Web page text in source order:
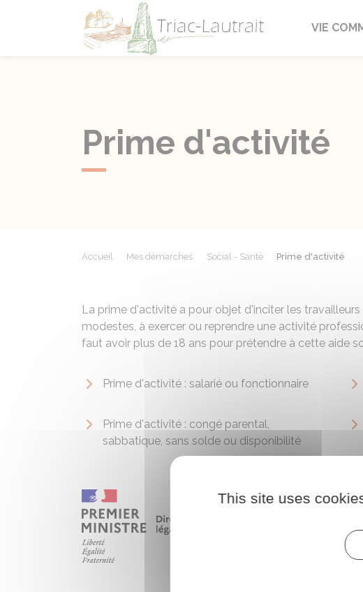
Triac-Lautrait
VIE
Prime d'activité
Accueil Mes démarches Social - Santé Prime d'activité
La prime d'activité a pour objet d'inciter les
modestes, à exercer ou reprendre une activité
faut avoir plus de 18 ans pour prétendre à cette aide
Prime d'activité : salarié ou fonctionnaire
Prime d'activité : congé parental,
sabbatique, sans solde ou disponibilité
This site uses